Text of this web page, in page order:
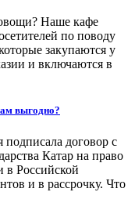
Наше кафе
по поводу
закупаются у
и включаются в
выгодно?
договор с
Катар на право
в Российской
и в рассрочку. Что